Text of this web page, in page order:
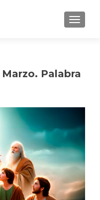
MENU
Palabra